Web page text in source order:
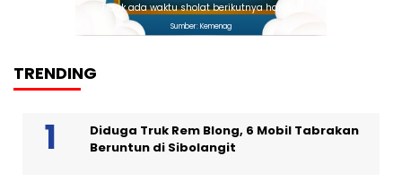
Tidak ada waktu sholat berikutnya hari ini.
Sumber: Kemenag
TRENDING
Diduga Truk Rem Blong, 6 Mobil Tabrakan
Beruntun di Sibolangit